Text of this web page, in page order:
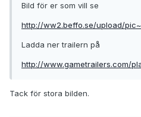
Bild för er som vill se
http://ww2.beffo.se/upload/
Ladda ner trailern på
http://www.gametrailers.com/
Tack för stora bilden.